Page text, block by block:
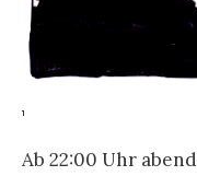
Ab 22:00 Uhr